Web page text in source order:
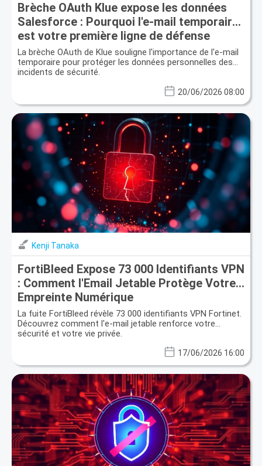
Brèche OAuth Klue expose les données
Salesforce : Pourquoi l'e-mail temporaire
est votre première ligne de défense
La brèche OAuth de Klue souligne l'importance de l'e-mail
temporaire pour protéger les données personnelles des
incidents de sécurité.
20/06/2026 08:00
Kenji Tanaka
FortiBleed Expose 73 000 Identifiants VPN
: Comment l'Email Jetable Protège Votre
Empreinte Numérique
La fuite FortiBleed révèle 73 000 identifiants VPN Fortinet.
Découvrez comment l'e-mail jetable renforce votre
sécurité et votre vie privée.
17/06/2026 16:00